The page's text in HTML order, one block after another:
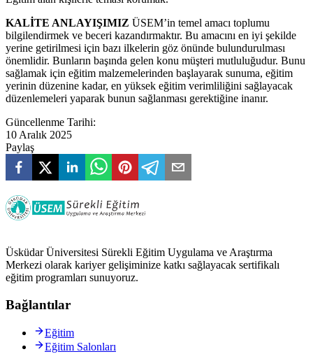
KALİTE ANLAYIŞIMIZ ÜSEM’in temel amacı toplumu
bilgilendirmek ve beceri kazandırmaktır. Bu amacını en iyi şekilde
yerine getirilmesi için bazı ilkelerin göz önünde bulundurulması
önemlidir. Bunların başında gelen konu müşteri mutluluğudur. Bunu
sağlamak için eğitim malzemelerinden başlayarak sunuma, eğitim
yerinin düzenine kadar, en yüksek eğitim verimliliğini sağlayacak
düzenlemeleri yaparak bunun sağlanması gerektiğine inanır.
Güncellenme Tarihi:
10 Aralık 2025
Paylaş
Üsküdar Üniversitesi Sürekli Eğitim Uygulama ve Araştırma
Merkezi olarak kariyer gelişiminize katkı sağlayacak sertifikalı
eğitim programları sunuyoruz.
Bağlantılar
Eğitim
Eğitim Salonları